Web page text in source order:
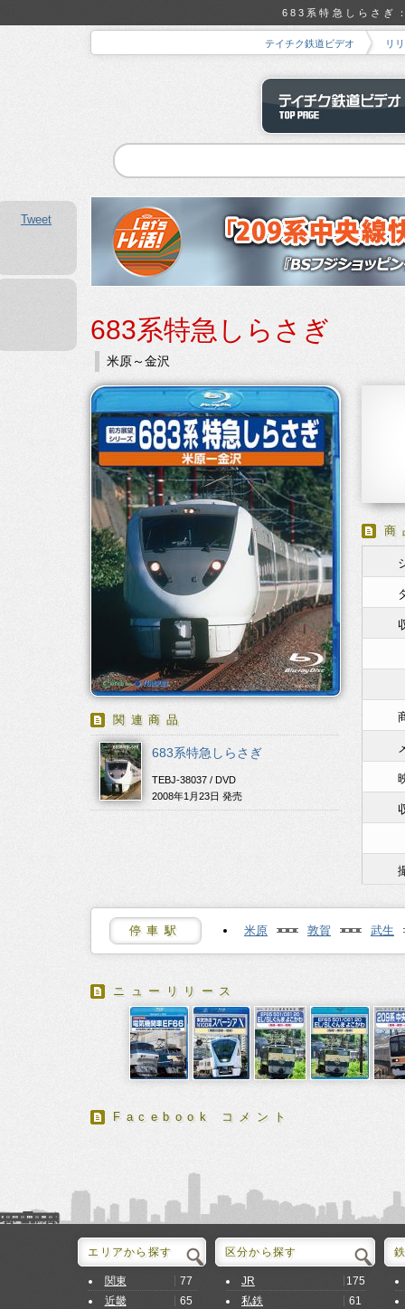
683系特急しらさぎ
テイチク鉄道ビデオ リ
Tweet
683系特急しらさぎ
米原～金沢
関連商品
683系特急しらさぎ
TEBJ-38037 / DVD
2008年1月23日 発売
商
停車駅 米原 敦賀 武生
ニューリリース
Facebook コメント
エリアから探す
関東
77
近畿
65
区分から探す
JR
175
私鉄
61